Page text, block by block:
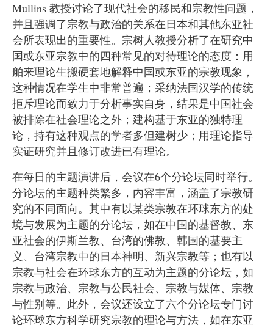
Mullins 教授讨论了现代社会的移民和宗教性问题，
并且强调了宗教与政治的关系在日本和其他东亚社
会所表现出的重要性。宗树人教授分析了在研究中
国或东亚宗教中的四种常见的对待理论的态度：用
舶来理论生搬硬套地解释中国或东亚的宗教现象，
这种情况在学生中非常普遍；采纳法国汉学的传统
拒斥理论而致力于分析事实自身，结果是中国社会
被排除在社会理论之外；建构基于东亚的独特理
论，持有这种观点的学者多但建树少；用理论指导
实证研究并且修订改进已有理论。
在每日的主题演讲后，会议在6个分论坛同时举行。
分论坛的主题种类繁多，内容丰富，涵盖了宗教研
究的不同面向。其中有以某类宗教在环球东方的处
境与发展为主题的分论坛，如在中国的基督教、东
亚社会的伊斯兰教、台湾的佛教、韩国的基要主
义、台湾宗教中的日本神明、新兴宗教等；也有以
宗教与社会在环球东方的互动为主题的分论坛，如
宗教与政治、宗教与公民社会、宗教与媒体、宗教
与性别等。此外，会议还设立了六个分论坛专门讨
论环球东方科学研究宗教的理论与方法，如在东亚